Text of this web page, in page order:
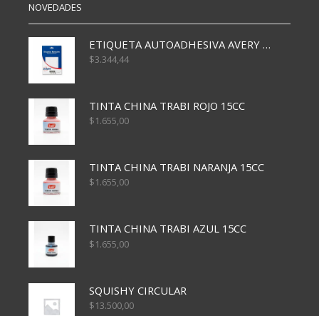
NOVEDADES
ETIQUETA AUTOADHESIVA AVERY 3026 30H 20 X 70
$3.344,44
TINTA CHINA TRABI ROJO 15CC
$1.655,00
TINTA CHINA TRABI NARANJA 15CC
$1.655,00
TINTA CHINA TRABI AZUL 15CC
$1.655,00
SQUISHY CIRCULAR
$13.500,00